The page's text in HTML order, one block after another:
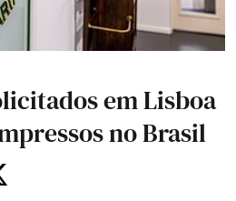
em Lisboa
no Brasil